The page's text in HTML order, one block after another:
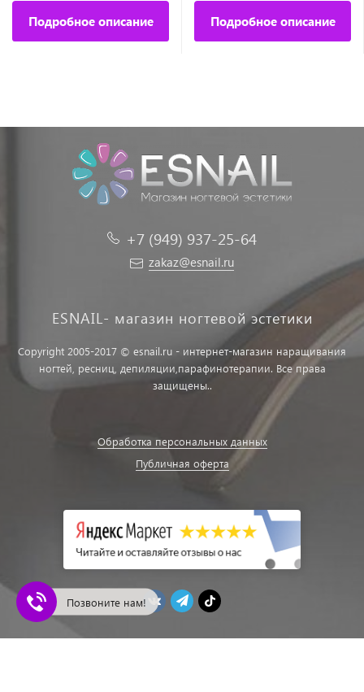
Подробное описание Подробное описание
+7 (949) 937-25-64
zakaz@esnail.ru
ESNAIL- магазин ногтевой эстетики
Copyright 2005-2017 © esnail.ru - интернет-магазин наращивания
ногтей, ресниц, депиляции,парафинотерапии. Все права
защищены..
Обработка персональных данных
Публичная оферта
Позвоните нам!